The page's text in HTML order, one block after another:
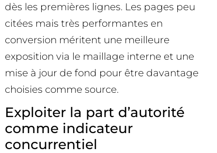
dès les premières lignes. Les pages peu
citées mais très performantes en
conversion méritent une meilleure
exposition via le maillage interne et une
mise à jour de fond pour être davantage
choisies comme source.
Exploiter la part d’autorité
comme indicateur
concurrentiel